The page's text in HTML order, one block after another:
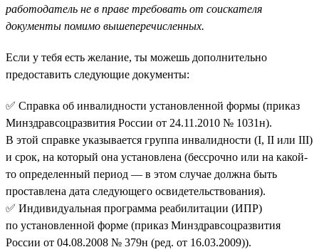
работодатель не в праве требовать от соискателя
документы помимо вышеперечисленных.
Если у тебя есть желание, ты можешь дополнительно
предоставить следующие документы:
✅ Справка об инвалидности установленной формы (приказ
Минздравсоцразвития России от 24.11.2010 № 1031н).
В этой справке указывается группа инвалидности (I, II или III)
и срок, на который она установлена (бессрочно или на какой-
то определенный период — в этом случае должна быть
проставлена дата следующего освидетельствования).
✅ Индивидуальная программа реабилитации (ИПР)
по установленной форме (приказ Минздравсоцразвития
России от 04.08.2008 № 379н (ред. от 16.03.2009)).